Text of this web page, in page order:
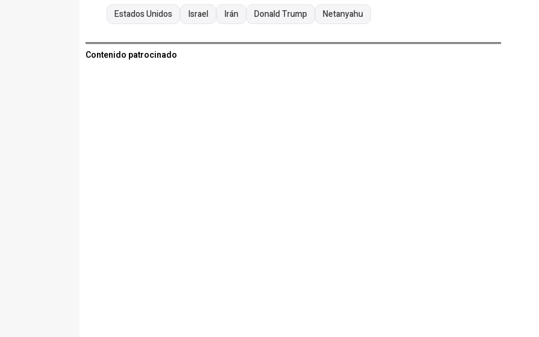
Estados Unidos Israel Irán Donald Trump Netanyahu
Contenido patrocinado